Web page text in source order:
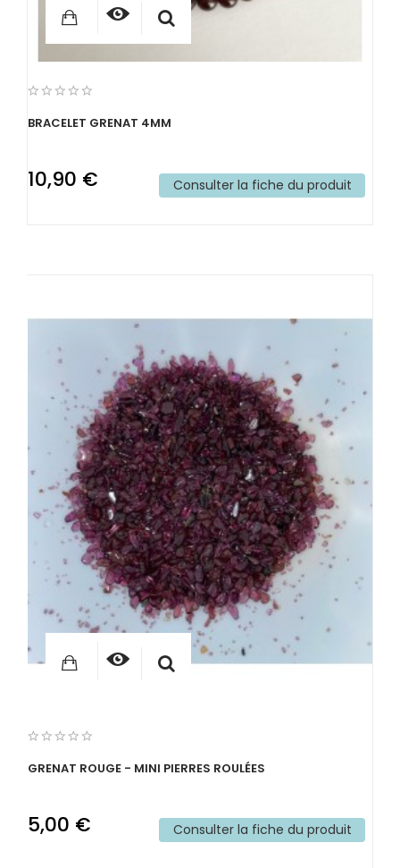
BRACELET GRENAT 4MM
10,90 € Consulter la fiche du produit
GRENAT ROUGE - MINI PIERRES ROULÉES
5,00 € Consulter la fiche du produit